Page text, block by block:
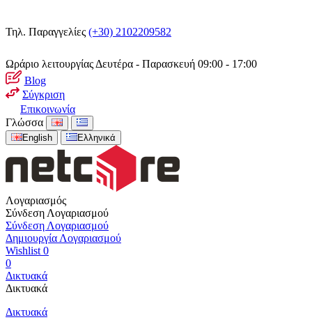
Τηλ. Παραγγελίες (+30) 2102209582
Ωράριο λειτουργίας Δευτέρα - Παρασκευή 09:00 - 17:00
Blog
Σύγκριση
Επικοινωνία
Γλώσσα
English Ελληνικά
Λογαριασμός
Σύνδεση Λογαριασμού
Σύνδεση Λογαριασμού
Δημιουργία Λογαριασμού
Wishlist 0
0
Δικτυακά
Δικτυακά
Δικτυακά